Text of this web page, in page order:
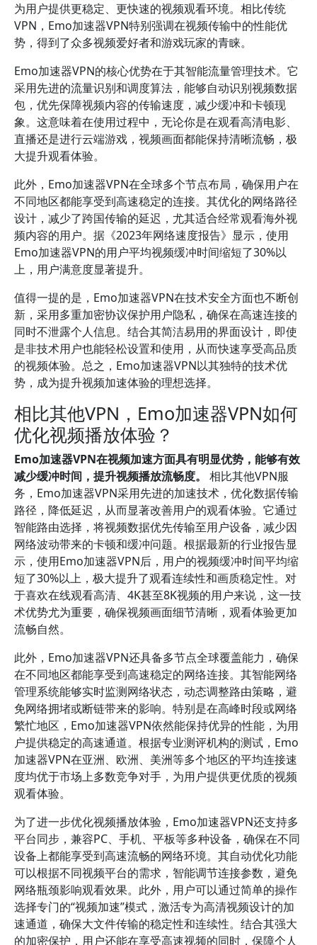
为用户提供更稳定、更快速的视频观看环境。相比传统
VPN，Emo加速器VPN特别强调在视频传输中的性能优
势，得到了众多视频爱好者和游戏玩家的青睐。
Emo加速器VPN的核心优势在于其智能流量管理技术。它
采用先进的流量识别和调度算法，能够自动识别视频数据
包，优先保障视频内容的传输速度，减少缓冲和卡顿现
象。这意味着在使用过程中，无论你是在观看高清电影、
直播还是进行云端游戏，视频画面都能保持清晰流畅，极
大提升观看体验。
此外，Emo加速器VPN在全球多个节点布局，确保用户在
不同地区都能享受到高速稳定的连接。其优化的网络路径
设计，减少了跨国传输的延迟，尤其适合经常观看海外视
频内容的用户。据《2023年网络速度报告》显示，使用
Emo加速器VPN的用户平均视频缓冲时间缩短了30%以
上，用户满意度显著提升。
值得一提的是，Emo加速器VPN在技术安全方面也不断创
新，采用多重加密协议保护用户隐私，确保在高速连接的
同时不泄露个人信息。结合其简洁易用的界面设计，即使
是非技术用户也能轻松设置和使用，从而快速享受高品质
的视频体验。总之，Emo加速器VPN以其独特的技术优
势，成为提升视频加速体验的理想选择。
相比其他VPN，Emo加速器VPN如何
优化视频播放体验？
Emo加速器VPN在视频加速方面具有明显优势，能够有效
减少缓冲时间，提升视频播放流畅度。
相比其他VPN服
务，Emo加速器VPN采用先进的加速技术，优化数据传输
路径，降低延迟，从而显著改善用户的观看体验。它通过
智能路由选择，将视频数据优先传输至用户设备，减少因
网络波动带来的卡顿和缓冲问题。根据最新的行业报告显
示，使用Emo加速器VPN后，用户的视频缓冲时间平均缩
短了30%以上，极大提升了观看连续性和画质稳定性。对
于喜欢在线观看高清、4K甚至8K视频的用户来说，这一技
术优势尤为重要，确保视频画面细节清晰，观看体验更加
流畅自然。
此外，Emo加速器VPN还具备多节点全球覆盖能力，确保
在不同地区都能享受到高速稳定的网络连接。其智能网络
管理系统能够实时监测网络状态，动态调整路由策略，避
免网络拥堵或断链带来的影响。特别是在高峰时段或网络
繁忙地区，Emo加速器VPN依然能保持优异的性能，为用
户提供稳定的高速通道。根据专业测评机构的测试，Emo
加速器VPN在亚洲、欧洲、美洲等多个地区的平均连接速
度均优于市场上多数竞争对手，为用户提供更优质的视频
观看体验。
为了进一步优化视频播放体验，Emo加速器VPN还支持多
平台同步，兼容PC、手机、平板等多种设备，确保在不同
设备上都能享受到高速流畅的网络环境。其自动优化功能
可以根据不同视频平台的需求，智能调节连接参数，避免
网络瓶颈影响观看效果。此外，用户可以通过简单的操作
选择专门的“视频加速”模式，激活专为高清视频设计的加
速通道，确保大文件传输的稳定性和连续性。结合其强大
的加密保护，用户还能在享受高速视频的同时，保障个人